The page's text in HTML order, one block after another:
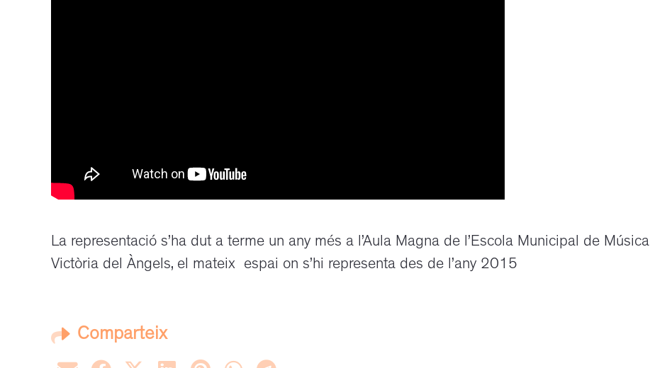
La representació s’ha dut a terme un any més a l’Aula Magna de l’Escola Municipal de Música
Victòria del Àngels, el mateix espai on s’hi representa des de l’any 2015
Comparteix